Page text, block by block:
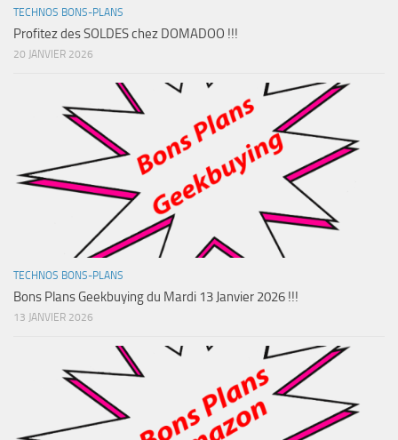
TECHNOS BONS-PLANS
Profitez des SOLDES chez DOMADOO !!!
20 JANVIER 2026
TECHNOS BONS-PLANS
Bons Plans Geekbuying du Mardi 13 Janvier 2026 !!!
13 JANVIER 2026